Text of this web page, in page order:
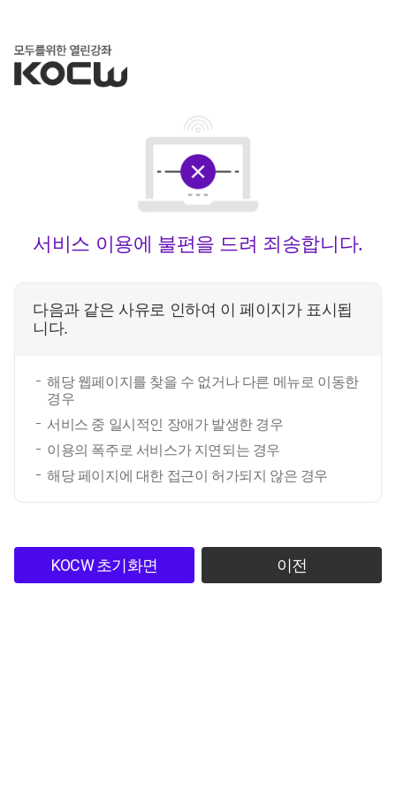
서비스 이용에 불편을 드려 죄송합니다.
다음과 같은 사유로 인하여 이 페이지가 표시됩
니다.
해당 웹페이지를 찾을 수 없거나 다른 메뉴로 이동한
경우
서비스 중 일시적인 장애가 발생한 경우
이용의 폭주로 서비스가 지연되는 경우
해당 페이지에 대한 접근이 허가되지 않은 경우
KOCW 초기화면 이전